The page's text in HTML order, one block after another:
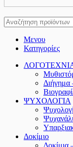
Μενου
Κατηγορίες
ΨΥΧΟΛΟΓΙΑ
Δοκίμιο
Δοκίμια